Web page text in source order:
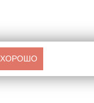
ХОРОШО